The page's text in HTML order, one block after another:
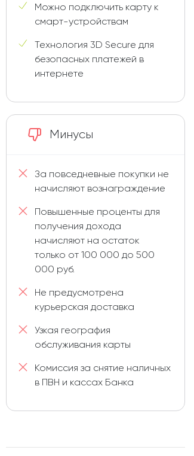
Можно подключить карту к
смарт-устройствам
Технология 3D Secure для
безопасных платежей в
интернете
Минусы
За повседневные покупки не
начисляют вознаграждение
Повышенные проценты для
получения дохода
начисляют на остаток
только от 100 000 до 500
000 руб.
Не предусмотрена
курьерская доставка
Узкая география
обслуживания карты
Комиссия за снятие наличных
в ПВН и кассах Банка